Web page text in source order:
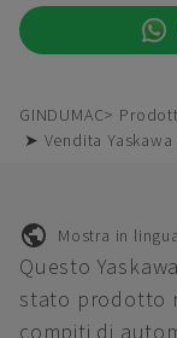
GINDUMAC
➤ Vendita
Mostra in
Questo
stato prodotto
compiti di